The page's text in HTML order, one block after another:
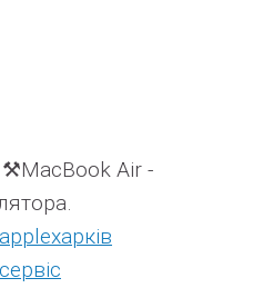
⚒️MacBook Air -